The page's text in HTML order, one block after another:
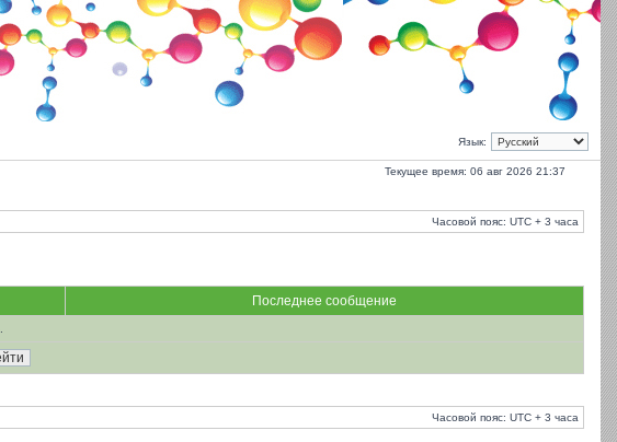
Язык:
Текущее время: 06 авг 2026 21:37
Часовой пояс: UTC + 3 часа
Последнее сообщение
Часовой пояс: UTC + 3 часа